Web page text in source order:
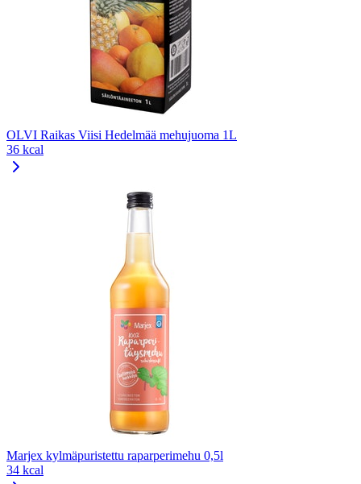
OLVI Raikas Viisi Hedelmää mehujuoma 1L
36 kcal
Marjex kylmäpuristettu raparperimehu 0,5l
34 kcal